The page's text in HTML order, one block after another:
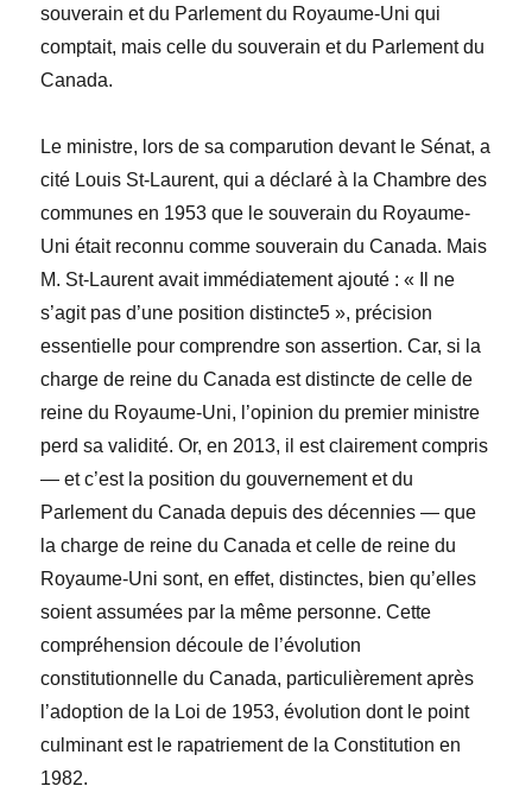
souverain et du Parlement du Royaume-Uni qui
comptait, mais celle du souverain et du Parlement du
Canada.
Le ministre, lors de sa comparution devant le Sénat, a
cité Louis St-Laurent, qui a déclaré à la Chambre des
communes en 1953 que le souverain du Royaume-
Uni était reconnu comme souverain du Canada. Mais
M. St-Laurent avait immédiatement ajouté : « Il ne
s’agit pas d’une position distincte5 », précision
essentielle pour comprendre son assertion. Car, si la
charge de reine du Canada est distincte de celle de
reine du Royaume-Uni, l’opinion du premier ministre
perd sa validité. Or, en 2013, il est clairement compris
— et c’est la position du gouvernement et du
Parlement du Canada depuis des décennies — que
la charge de reine du Canada et celle de reine du
Royaume-Uni sont, en effet, distinctes, bien qu’elles
soient assumées par la même personne. Cette
compréhension découle de l’évolution
constitutionnelle du Canada, particulièrement après
l’adoption de la Loi de 1953, évolution dont le point
culminant est le rapatriement de la Constitution en
1982.